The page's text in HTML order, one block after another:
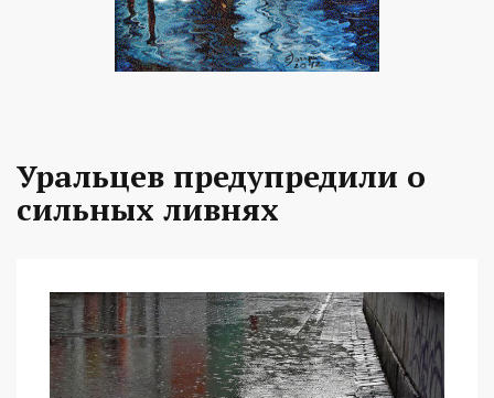
Уральцев предупредили о
сильных ливнях